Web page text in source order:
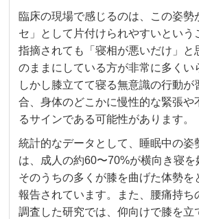
臨床の現場で感じるのは、この姿勢
セ」として片付けられやすいという
指摘されても「寝相が悪いだけ」と
のままにしている方が非常に多くい
しかし膝立てて寝る無意識の行動が
合、身体のどこかに慢性的な緊張や
るサインである可能性があります。
統計的なデータとして、睡眠中の姿
は、成人の約60〜70%が横向き寝を
そのうちの多くが膝を曲げた体勢を
報告されています。また、腰痛持ち
調査した研究では、仰向けで膝を立